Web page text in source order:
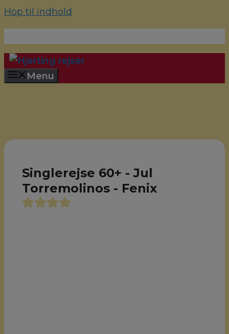
Hop til indhold
Menu
Singlerejse 60+ - Jul
Torremolinos - Fenix